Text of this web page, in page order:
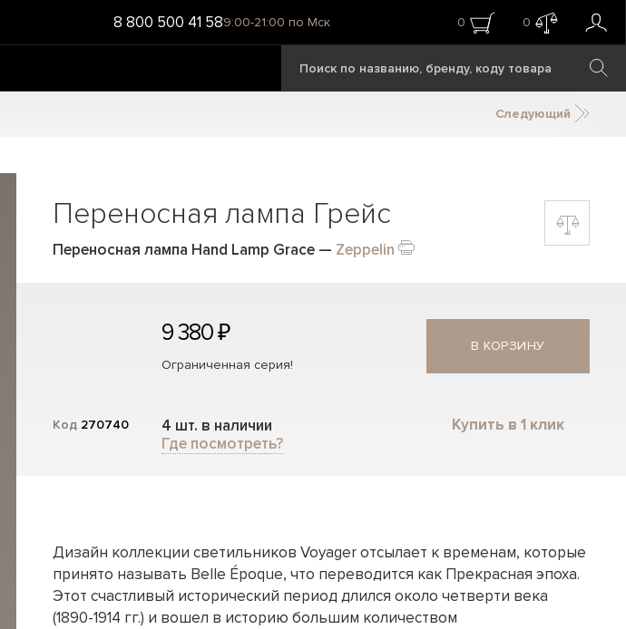
8 800 500 41 589:00-21:00 по Мск 0 0
Следующий
Переносная лампа Грейс
Переносная лампа Hand Lamp Grace — Zeppelin
Код 270740
9 380 ₽
Ограниченная серия!
4 шт. в наличии
Где посмотреть?
В КОРЗИНУ
Купить в 1 клик
Дизайн коллекции светильников Voyager отсылает к временам, которые
принято называть Belle Époque, что переводится как Прекрасная эпоха.
Этот счастливый исторический период длился около четверти века
(1890-1914 гг.) и вошел в историю большим количеством